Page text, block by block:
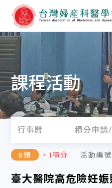
課程活動
行事曆 積分申請
B類 ・1積分 活動編
臺大醫院高危險妊